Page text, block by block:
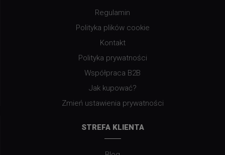
Regulamin
Polityka plików cookie
Kontakt
Polityka prywatności
Współpraca B2B
Jak kupować?
Zmień ustawienia prywatności
STREFA KLIENTA